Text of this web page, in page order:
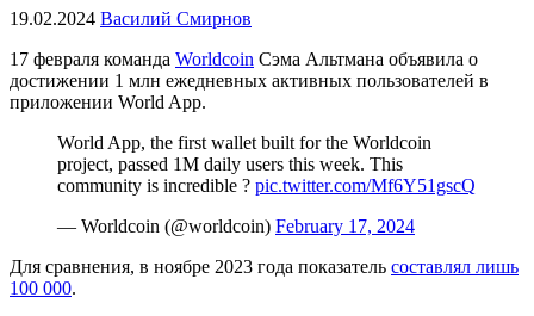
19.02.2024 Василий Смирнов
17 февраля команда Worldcoin Сэма Альтмана объявила о
достижении 1 млн ежедневных активных пользователей в
приложении World App.
World App, the first wallet built for the Worldcoin
project, passed 1M daily users this week. This
community is incredible ? pic.twitter.com/Mf6Y51gscQ
— Worldcoin (@worldcoin) February 17, 2024
Для сравнения, в ноябре 2023 года показатель составлял лишь
100 000.